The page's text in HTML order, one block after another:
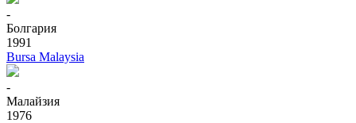
-
Болгария
1991
Bursa Malaysia
-
Малайзия
1976